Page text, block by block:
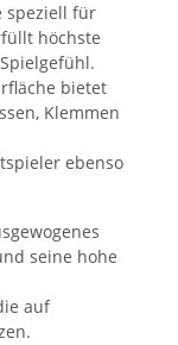
speziell für
höchste
bietet
Klemmen
ebenso
seine hohe
auf